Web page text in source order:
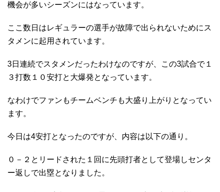
機会が多いシーズンにはなっています。
ここ数日はレギュラーの選手が故障で出られないためにス
タメンに起用されています。
3日連続でスタメンだったわけなのですが、この3試合で１
３打数１０安打と大爆発となっています。
なわけでファンもチームベンチも大盛り上がりとなってい
ます。
今日は4安打となったのですが、内容は以下の通り。
０－２とリードされた１回に先頭打者として登場しセンタ
ー返しで出塁となりました。